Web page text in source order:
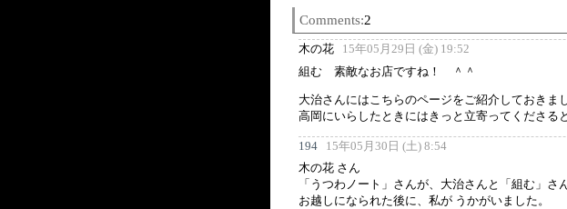
Comments:2
木の花
15年05月29日 (金) 19:52
組む 素敵なお店ですね！ ＾＾
大治さんにはこちらのページをご紹介しておきま
高岡にいらしたときにはきっと立寄ってくださる
194
15年05月30日 (土) 8:54
木の花 さん
「うつわノート」さんが、大治さんと「組む」さ
お越しになられた後に、私が うかがいました。